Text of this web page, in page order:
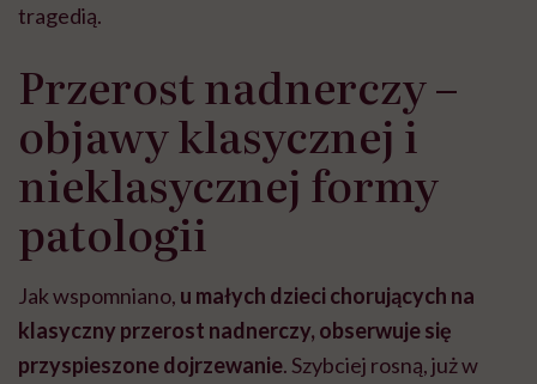
tragedią.
Przerost nadnerczy –
objawy klasycznej i
nieklasycznej formy
patologii
Jak wspomniano, u małych dzieci chorujących na
klasyczny przerost nadnerczy, obserwuje się
przyspieszone dojrzewanie. Szybciej rosną, już w